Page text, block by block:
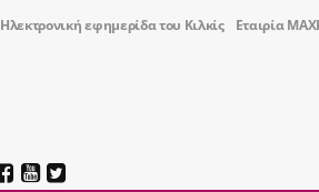
Ηλεκτρονική εφημερίδα του Κιλκίς Εταιρία